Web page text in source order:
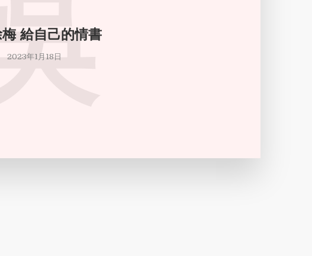
給自己的情書
2023年1月18日